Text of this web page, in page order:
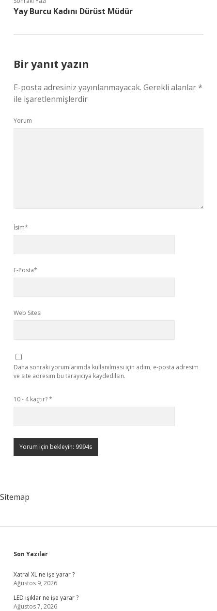
Yay Burcu Kadını Dürüst Müdür
Bir yanıt yazın
E-posta adresiniz yayınlanmayacak. Gerekli alanlar*
ile işaretlenmişlerdir
Yorum
İsim*
E-Posta*
Web Sitesi
Daha sonraki yorumlarımda kullanılması için adım, e-posta adresim
ve site adresim bu tarayıcıya kaydedilsin.
10 - 4 kaçtır?*
Sitemap
Sidebar
Son Yazılar
Xatral XL ne işe yarar ?
Ağustos 9, 2026
LED ışıklar ne işe yarar ?
Ağustos 7, 2026